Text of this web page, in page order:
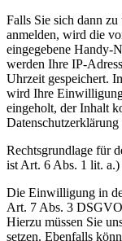
Falls Sie sich dann
anmelden, wird die
eingegebene Handy-
werden Ihre IP-
Uhrzeit gespeichert.
wird Ihre
eingeholt, der Inhalt
Datenschutzerklärung
Rechtsgrundlage für
ist Art. 6 Abs. 1 lit.
Die Einwilligung in
Art. 7 Abs. 3
Hierzu müssen Sie
setzen. Ebenfalls